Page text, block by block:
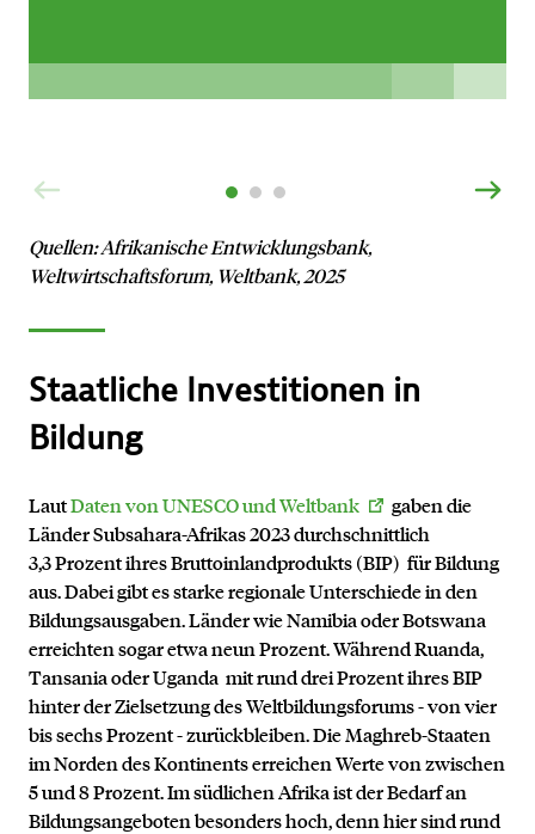
VOR
Quellen: Afrikanische Entwicklungsbank,
Weltwirtschaftsforum, Weltbank, 2025
Staatliche Investitionen in
Bildung
LautDaten von UNESCO und Weltbank
gaben die
Länder Subsahara-Afrikas 2023 durchschnittlich
3,3 Prozent ihres Bruttoinlandprodukts (BIP) für Bildung
aus. Dabei gibt es starke regionale Unterschiede in den
Bildungsausgaben. Länder wie Namibia oder Botswana
erreichten sogar etwa neun Prozent. Während Ruanda,
Tansania oder Uganda mit rund drei Prozent ihres BIP
hinter der Zielsetzung des Weltbildungsforums - von vier
bis sechs Prozent - zurückbleiben. Die Maghreb-Staaten
im Norden des Kontinents erreichen Werte von zwischen
5 und 8 Prozent. Im südlichen Afrika ist der Bedarf an
Bildungsangeboten besonders hoch, denn hier sind rund